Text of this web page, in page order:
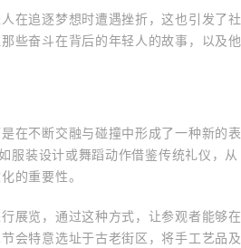
在追逐梦想时遭遇挫折，这也引发了社
些奋斗在背后的年轻人的故事，以及他
在不断交融与碰撞中形成了一种新的表
服装设计或舞蹈动作借鉴传统礼仪，从
的重要性。
展览，通过这种方式，让参观者能够在
会特意选址于古老街区，将手工艺品及